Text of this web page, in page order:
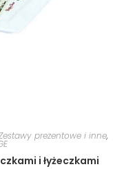
prezentowe i inne,
i łyżeczkami